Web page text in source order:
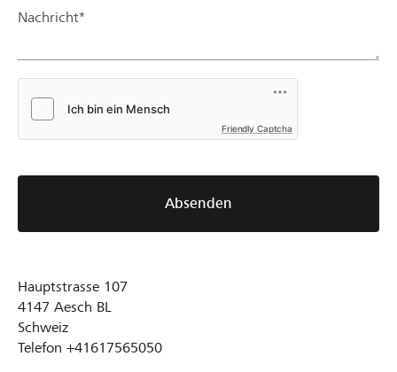
Nachricht*
Friendly Captcha
Absenden
Hauptstrasse 107
4147 Aesch BL
Schweiz
Telefon +41617565050